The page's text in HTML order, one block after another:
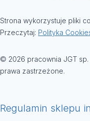
Strona wykorzystuje pliki
Przeczytaj: Polityka
© 2026 pracownia JGT sp.
prawa zastrzeżone.
Regulamin sklepu